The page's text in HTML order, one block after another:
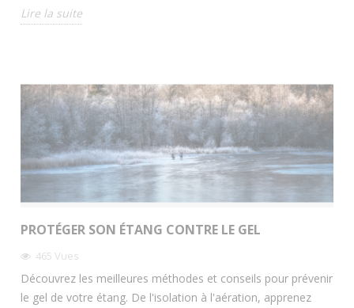
Lire la suite
PROTÉGER SON ÉTANG CONTRE LE GEL
465Vues
Découvrez les meilleures méthodes et conseils pour prévenir
le gel de votre étang. De l'isolation à l'aération, apprenez